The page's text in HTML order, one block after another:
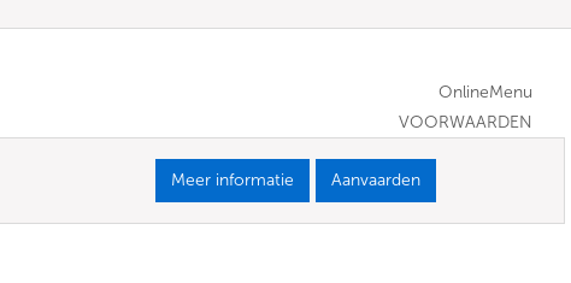
OnlineMenu
VOORWAARDEN
Meer informatie Aanvaarden